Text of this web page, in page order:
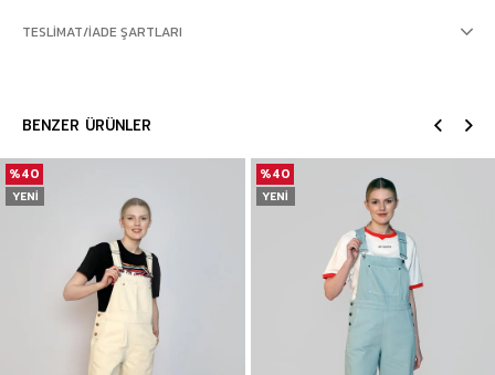
TESLIMAT/İADE ŞARTLARI
BENZER ÜRÜNLER
%40
YENI
%40
YENI